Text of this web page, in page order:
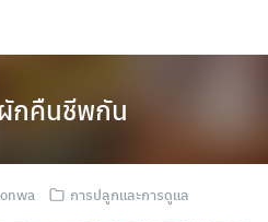
กคืนชีพกัน
การปลูกและการดูแล